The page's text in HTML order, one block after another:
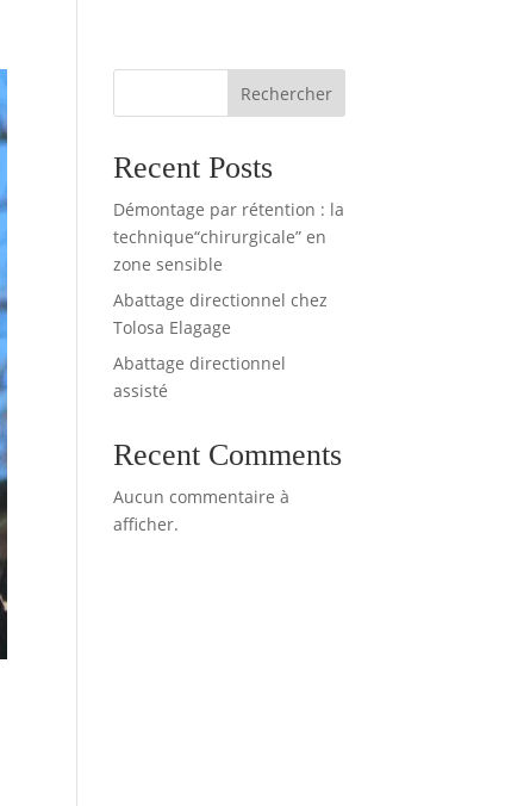
Rechercher
Recent Posts
Démontage par rétention : la
technique“chirurgicale” en
zone sensible
Abattage directionnel chez
Tolosa Elagage
Abattage directionnel
assisté
Recent Comments
Aucun commentaire à
afficher.